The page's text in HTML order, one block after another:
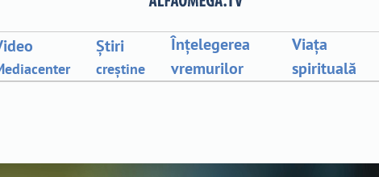
Știri
creștine
Înțelegerea
vremurilor
Viața
spirituală